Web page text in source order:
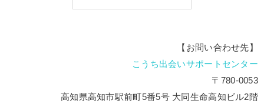
【お問い合わせ先】
こうち出会いサポートセンター
〒780-0053
高知県高知市駅前町5番5号 大同生命高知ビル2階